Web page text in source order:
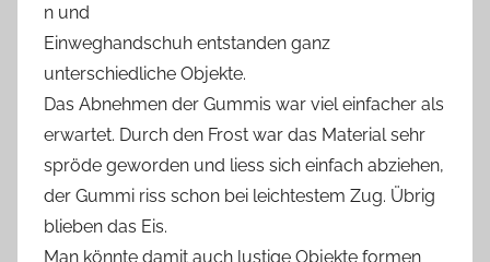
n und
Einweghandschuh entstanden ganz
unterschiedliche Objekte.
Das Abnehmen der Gummis war viel einfacher als
erwartet. Durch den Frost war das Material sehr
spröde geworden und liess sich einfach abziehen,
der Gummi riss schon bei leichtestem Zug. Übrig
blieben das Eis.
Man könnte damit auch lustige Objekte formen